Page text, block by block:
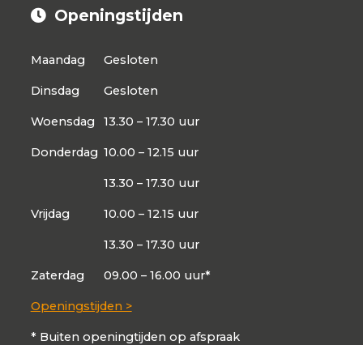
Openingstijden
Maandag Gesloten
Dinsdag Gesloten
Woensdag 13.30 – 17.30 uur
Donderdag 10.00 – 12.15 uur
13.30 – 17.30 uur
Vrijdag 10.00 – 12.15 uur
13.30 – 17.30 uur
Zaterdag 09.00 – 16.00 uur*
Openingstijden >
* Buiten openingtijden op afspraak